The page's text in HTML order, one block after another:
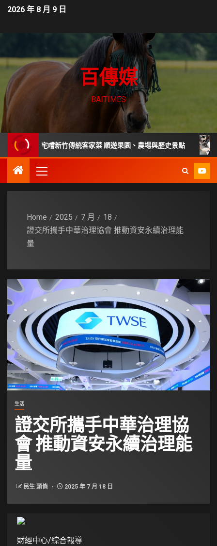
2026 年 8 月 9 日
百傳媒
BAITIMES
老宅嚐新竹傳統客家菜 順遊果園、農場與歷史景點 家庭
Home 2025 7 月
18
證交所攜手中華治理協會 推動資安永續治理能
量
生活
證交所攜手中華治理協
會 推動資安永續治理能
量
民生 頭條 2025 年 7 月 18 日
財經中心/綜合報導